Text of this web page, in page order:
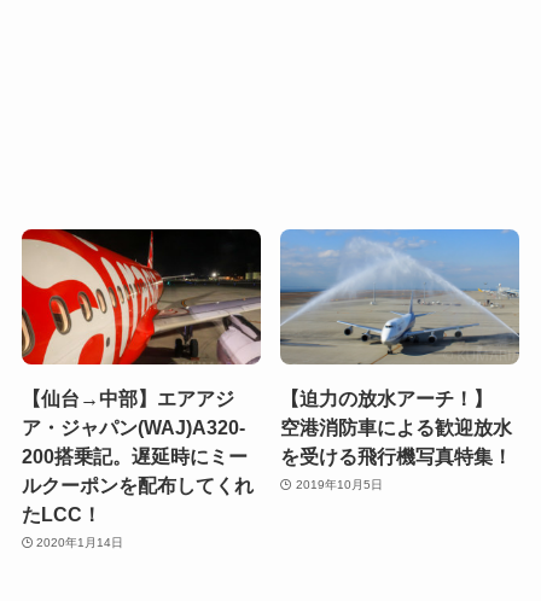
【仙台→中部】エアアジ
ア・ジャパン(WAJ)A320-
200搭乗記。遅延時にミー
ルクーポンを配布してくれ
たLCC！
2020年1月14日
【迫力の放水アーチ！】
空港消防車による歓迎放水
を受ける飛行機写真特集！
2019年10月5日